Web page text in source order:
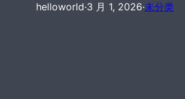
helloworld·3 月 1, 2026·未分类